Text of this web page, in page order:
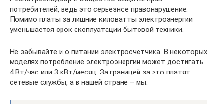
потребителей, ведь это серьезное правонарушение.
Помимо платы за лишние киловатты электроэнергии
уменьшается срок эксплуатации бытовой техники.
Не забывайте и о питании электросчетчика. В некоторых
моделях потребление электроэнергии может достигать
4 Вт/час или 3 кВт/месяц. За границей за это платят
сетевые службы, а в нашей стране – мы.